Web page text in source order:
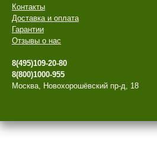
Контакты
Доставка и оплата
Гарантии
Отзывы о нас
8(495)109-20-80
8(800)1000-955
Москва, Новохорошёвский пр-д, 18